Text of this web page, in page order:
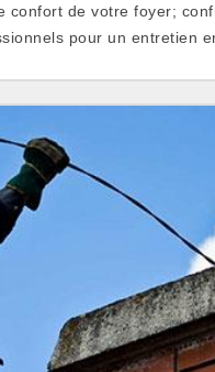
confort de votre foyer;
pour un entretien